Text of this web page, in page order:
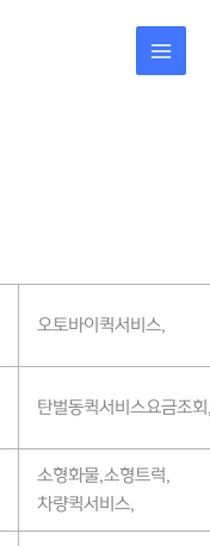
오토바이퀵서비스,
탄벌동퀵서비스요금조
소형화물,소형트럭,
차량퀵서비스,